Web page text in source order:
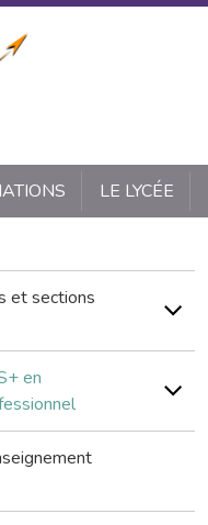
LE LYCÉE
et sections
en